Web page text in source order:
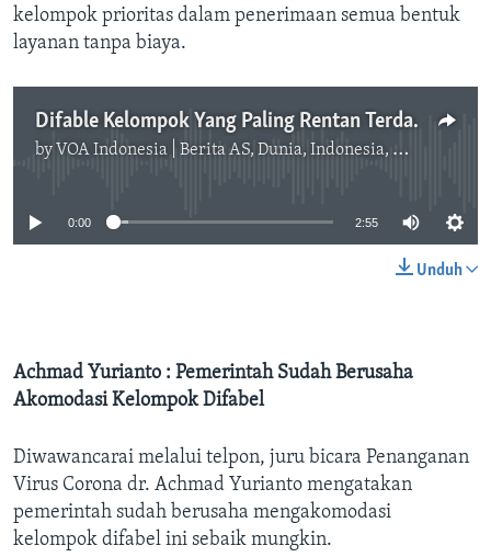
kelompok prioritas dalam penerimaan semua bentuk
layanan tanpa biaya.
Difable Kelompok Yang Paling Rentan Terdampak Virus Korona
by VOA Indonesia | Berita AS, Dunia, Indonesia, Diaspora Indonesia di AS
No media source currently available
0:00 2:55
Unduh
Achmad Yurianto : Pemerintah Sudah Berusaha
Akomodasi Kelompok Difabel
Diwawancarai melalui telpon, juru bicara Penanganan
Virus Corona dr. Achmad Yurianto mengatakan
pemerintah sudah berusaha mengakomodasi
kelompok difabel ini sebaik mungkin.